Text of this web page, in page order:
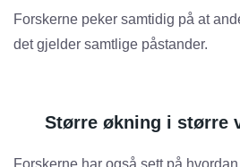
Forskerne peker samtidig på at
det gjelder samtlige påstander.
Større økning i større
Forskerne har også sett på